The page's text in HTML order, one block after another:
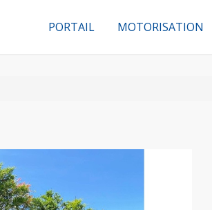
PORTAIL MOTORISATION